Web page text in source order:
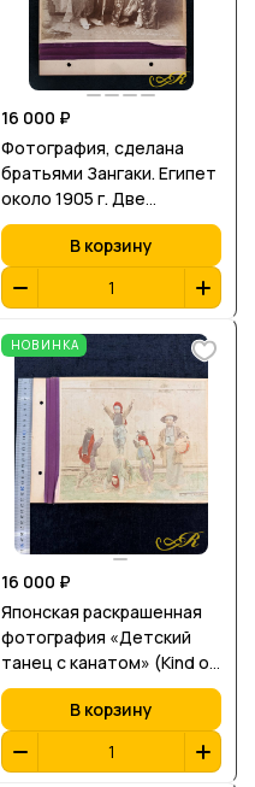
16 000 ₽
Фотография, сделана
братьями Зангаки. Египет
около 1905 г. Две
турецкие женщины
В корзину
НОВИНКА
16 000 ₽
Японская раскрашенная
фотография «Детский
танец с канатом» (Kind of
Rope Dancing) Япония,
период Мэйдзи, конец XIX
— начало XX века
В корзину